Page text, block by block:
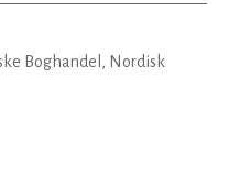
Boghandel, Nordisk